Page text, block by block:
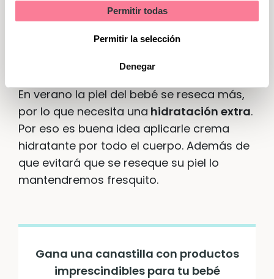
Permitir todas
Permitir la selección
Denegar
exposición solar para se produzca el
mismo enrojecimiento.
Crema hidratante
En verano la piel del bebé se reseca más,
por lo que necesita una hidratación extra.
Por eso es buena idea aplicarle crema
hidratante por todo el cuerpo. Además de
que evitará que se reseque su piel lo
mantendremos fresquito.
Gana una canastilla con productos
imprescindibles para tu bebé